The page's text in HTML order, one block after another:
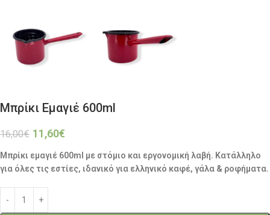
Μπρίκι Εμαγιέ 600ml
16,00€ 11,60€
Μπρίκι εμαγιέ 600ml με στόμιο και εργονομική λαβή. Κατάλληλο
για όλες τις εστίες, ιδανικό για ελληνικό καφέ, γάλα & ροφήματα.